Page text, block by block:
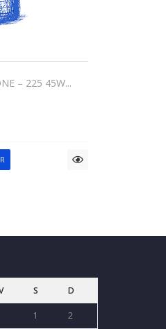
– 225 45W...
S D
1 2